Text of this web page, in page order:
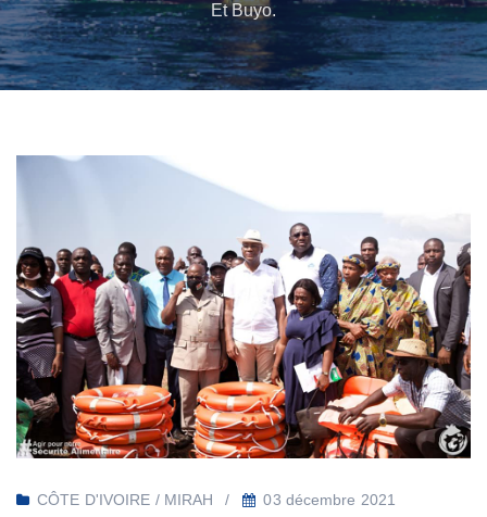
Et Buyo.
CÔTE D'IVOIRE / MIRAH 03 décembre 2021